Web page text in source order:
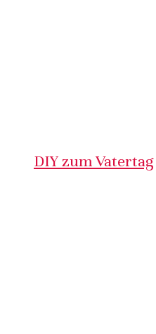
DIY zum Vatertag